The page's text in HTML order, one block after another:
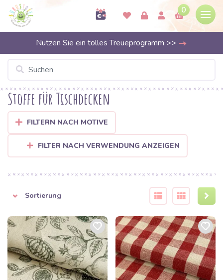
0
Nutzen Sie ein tolles Treueprogramm >>
Stoffe für Tischdecken
FILTERN NACH MOTIVE
FILTER NACH VERWENDUNG ANZEIGEN
Sortierung